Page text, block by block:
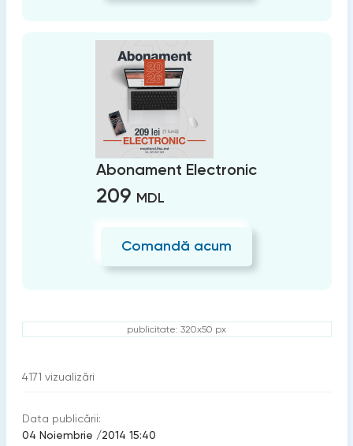
Abonament Electronic
209 MDL
Comandă acum
publicitate: 320x50 px
4171 vizualizări
Data publicării:
04 Noiembrie /2014 15:40